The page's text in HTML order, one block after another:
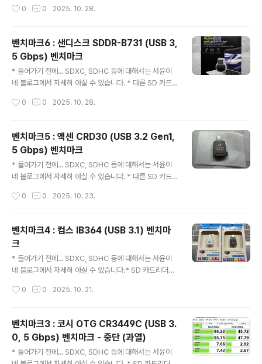
치마크 01 참조 / 벤치마크 02 참조 / 벤치마크 03 참조 /
벤치마크7 : 베이직기어 CSR30 (USB 3.2 Gen 1x1, 5
Gbps) 벤치마크제품사진제품 설명이 좀 특이한데, C타입
USB 3.2 Gen 1x1 이라고 나온다. 이는 USB3 1세대(전
송률 5 Gbps), 레인 1개(1 Lane)만 쓴다는 의미다. USB
3.2 2X2까지 있으며, 이것은 USB 3.2 Gen 2 (전송률 1
0 0 2025. 10. 28.
벤치마크6 : 샌디스크 SDDR-B731 (USB 3,
5 Gbps) 벤치마크
* 들어가기 전에... SDXC, SDHC 등에 대해서는 서윤이
네 블로그에서 자세히 아실 수 있습니다. * 다른 SD 카드
치마크 01 참조 / 벤치마크 02 참조 / 벤치마크 03 참조 /
크 SDDR-B731 (USB 3, 5 Gbps) 벤치마크제품사진사
진 보면 알겠지만, C타입이 아니라 A타입이다. 벤치마크발
열도 손이 뜨거울 정도는 아니고... 단점...?의외로 손으로
잡기 좋은 모양입니다.
0 0 2025. 10. 28.
벤치마크5 : 액센 CRD30 (USB 3.2 Gen1,
5 Gbps) 벤치마크
* 들어가기 전에... SDXC, SDHC 등에 대해서는 서윤이
네 블로그에서 자세히 아실 수 있습니다. * 다른 SD 카드
치마크 01 참조 / 벤치마크 02 참조 / 벤치마크 03 참조 /
en1, 5 Gbps) 벤치마크제품사진벤치마크벤치마에서 좋
은 결과가 나와서 기분이 좋습니다. 렉사 이놈은... 왜... 이
래?? 대부분 잘 되었습니다. 발열도 손이 뜨거울 정도는 아
니고... 단점...?저기에 SD카드(TF카드) 꽂을 때 저 홈보다
안쪽으로 약간 더 밀어넣어야 합니다. 안쪽에 스프링이 있
게 됩니다. 못 찾게 될 수도..
0 0 2025. 10. 23.
벤치마크4 : 컴스 IB364 (USB 3.1) 벤치마
크
* 들어가기 전에... SDXC, SDHC 등에 대해서는 서윤이
네 블로그에서 자세히 아실 수 있습니다.* SD 카드리더기
치마크 02 참조* 벤치마크 03 참조벤치마크4 : 컴스 IB3
364 Card reader Support USB 3.1 Type-C port
이거 구라임... 믿지 마세요. 제품 사진벤치마크 마치며 나
름대로 안 좋은 추억이 있는 리더기다. 지난 번에 속았으면
서도 이번에 또 속았다. 이거 내구성도 안 좋다. 검정색 리
0 0 2025. 10. 21.
벤치마크3 : 코시 OTG CR3449C (USB 3.
0, 5 Gbps) 벤치마크 - 중단 (과열)
* 들어가기 전에... SDXC, SDHC 등에 대해서는 서윤이